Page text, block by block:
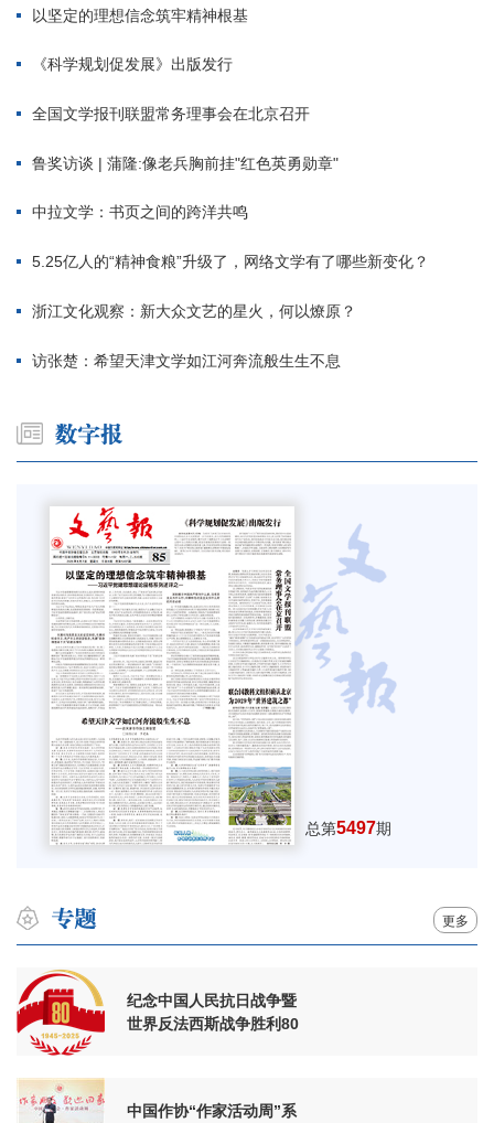
以坚定的理想信念筑牢精神根基
《科学规划促发展》出版发行
全国文学报刊联盟常务理事会在北京召开
鲁奖访谈 | 蒲隆:像老兵胸前挂"红色英勇勋章"
中拉文学：书页之间的跨洋共鸣
5.25亿人的“精神食粮”升级了，网络文学有了哪些新变化？
浙江文化观察：新大众文艺的星火，何以燎原？
访张楚：希望天津文学如江河奔流般生生不息
总第5497期
更多
纪念中国人民抗日战争暨
世界反法西斯战争胜利80
中国作协“作家活动周”系